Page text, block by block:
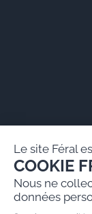
Le site Féral
COOKIE
Nous ne
données